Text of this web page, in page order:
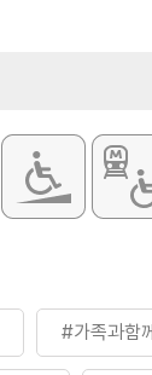
#가족과함께